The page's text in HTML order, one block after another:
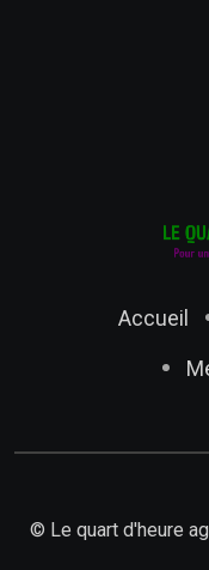
Accueil
© Le quart d'heure